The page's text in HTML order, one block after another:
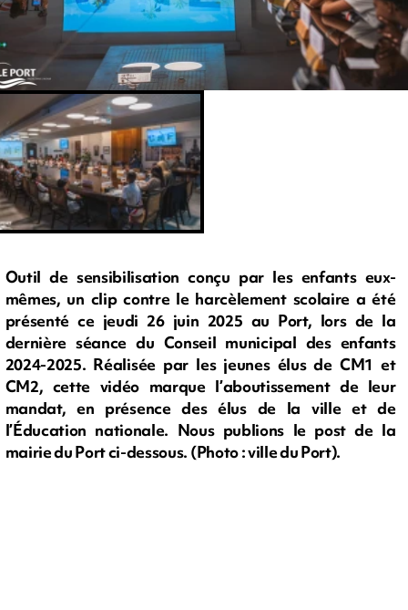
Outil de sensibilisation conçu par les enfants eux-
mêmes, un clip contre le harcèlement scolaire a été
présenté ce jeudi 26 juin 2025 au Port, lors de la
dernière séance du Conseil municipal des enfants
2024-2025. Réalisée par les jeunes élus de CM1 et
CM2, cette vidéo marque l’aboutissement de leur
mandat, en présence des élus de la ville et de
l’Éducation nationale. Nous publions le post de la
mairie du Port ci-dessous. (Photo : ville du Port).